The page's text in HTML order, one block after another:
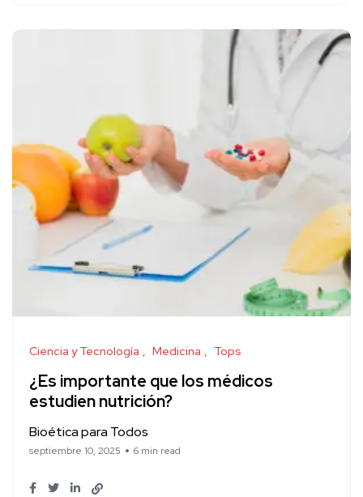
Ciencia y Tecnología Medicina Tops
¿Es importante que los médicos
estudien nutrición?
Bioética para Todos
septiembre 10, 2025 6 min read